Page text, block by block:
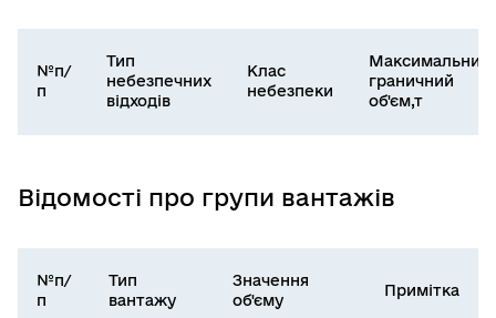
№п/
п
Тип
небезпечних
відходів
Клас
небезпеки
Максимальний
граничний
об'єм,т
Відомості про групи вантажів
№п/
п
Тип
вантажу
Значення
об'єму
Примітка